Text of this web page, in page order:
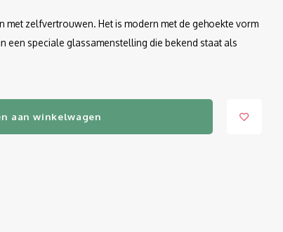
met zelfvertrouwen. Het is modern met de gehoekte vorm
een speciale glassamenstelling die bekend staat als
aan winkelwagen